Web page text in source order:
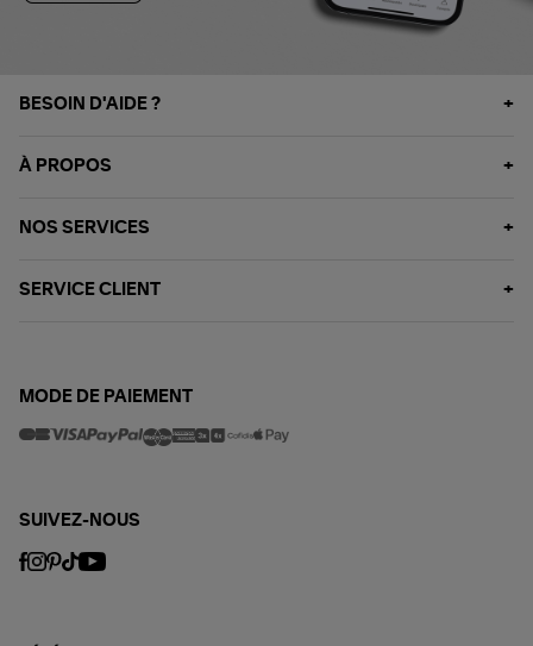
BESOIN D'AIDE ?
À PROPOS
NOS SERVICES
SERVICE CLIENT
MODE DE PAIEMENT
SUIVEZ-NOUS